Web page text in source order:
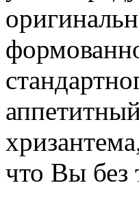
что Вы без